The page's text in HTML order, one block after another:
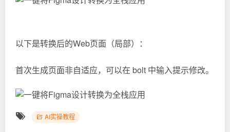
以下是转换后的Web页面（局部）：
首次生成页面非自适应，可以在 bolt 中输入提示修改。
AI实操教程